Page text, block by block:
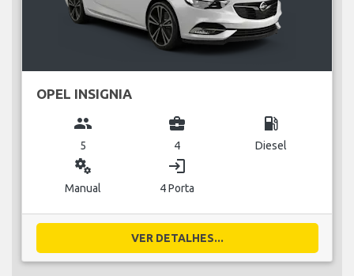
OPEL INSIGNIA
group
5
business_center
4
local_gas_station
Diesel
miscellaneous_services
Manual
login
4 Porta
VER DETALHES...